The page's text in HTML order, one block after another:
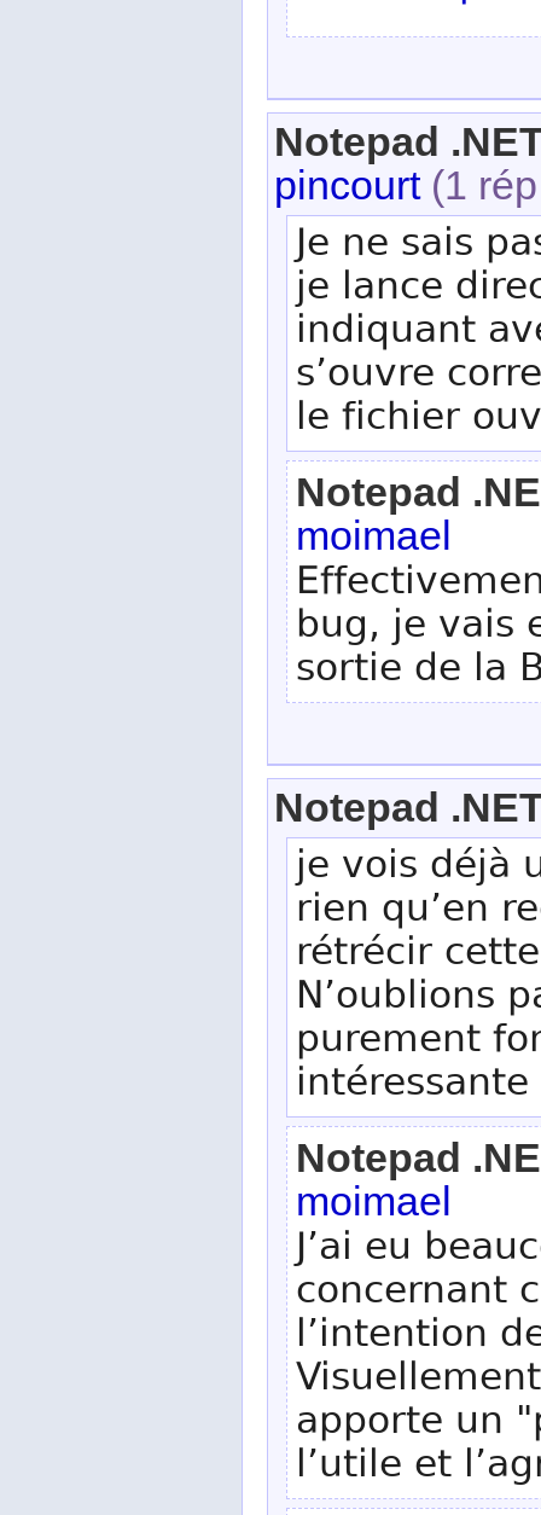
Notepad
pincourt (1
Je ne sais
je lance
indiquant
s’ouvre
le fichier
Notepad
moimael
bug, je vais
sortie de la
Notepad
je vois déjà
rien qu’en
rétrécir
N’oublions
purement
Notepad
moimael
J’ai eu
concernant
l’intention
apporte un
l’utile et